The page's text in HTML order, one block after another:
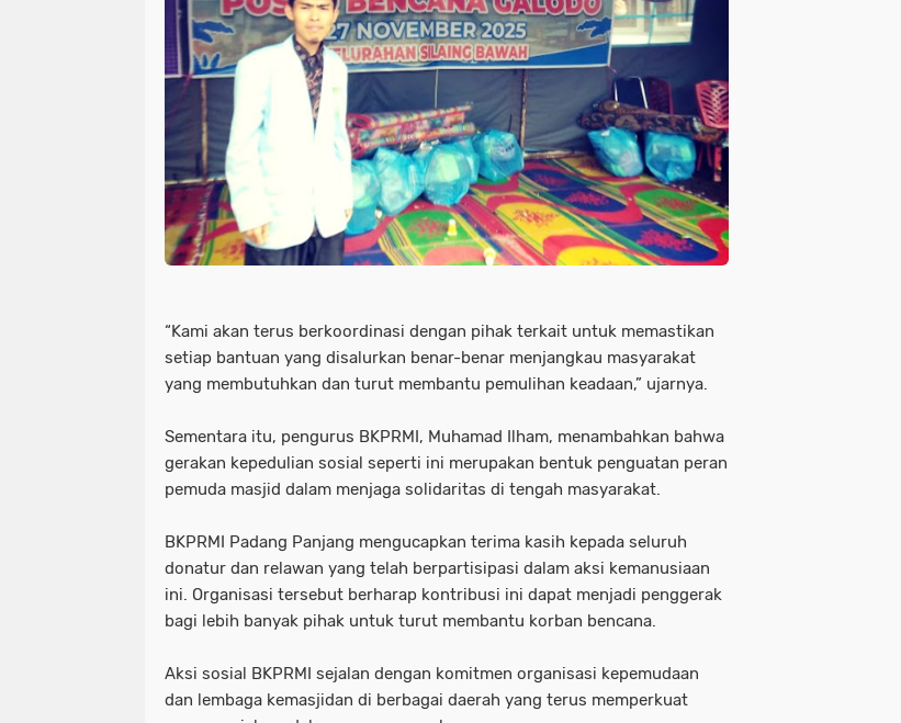
“Kami akan terus berkoordinasi dengan pihak terkait untuk memastikan
setiap bantuan yang disalurkan benar-benar menjangkau masyarakat
yang membutuhkan dan turut membantu pemulihan keadaan,” ujarnya.
Sementara itu, pengurus BKPRMI, Muhamad Ilham, menambahkan bahwa
gerakan kepedulian sosial seperti ini merupakan bentuk penguatan peran
pemuda masjid dalam menjaga solidaritas di tengah masyarakat.
BKPRMI Padang Panjang mengucapkan terima kasih kepada seluruh
donatur dan relawan yang telah berpartisipasi dalam aksi kemanusiaan
ini. Organisasi tersebut berharap kontribusi ini dapat menjadi penggerak
bagi lebih banyak pihak untuk turut membantu korban bencana.
Aksi sosial BKPRMI sejalan dengan komitmen organisasi kepemudaan
dan lembaga kemasjidan di berbagai daerah yang terus memperkuat